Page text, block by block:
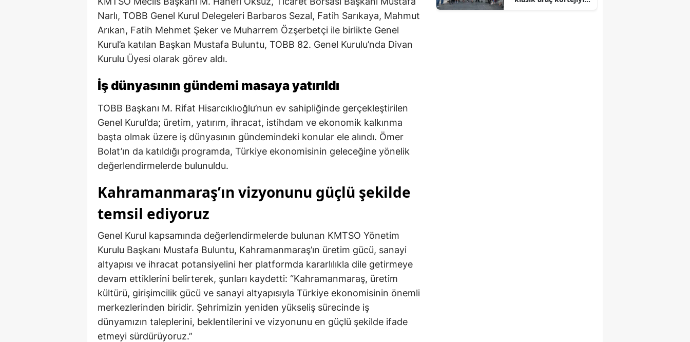
Edirne
Elazığ
Gaziantep
Giresun
Gümüşhane
Hatay
Mersin
İstanbul
Kars
Kastamonu
Narlı, TOBB Genel Kurul Delegeleri Barbaros Sezal, Fatih Sarıkaya, Mahmut
Arıkan, Fatih Mehmet Şeker ve Muharrem Özşerbetçi ile birlikte Genel
Kurul’a katılan Başkan Mustafa Buluntu, TOBB 82. Genel Kurulu’nda Divan
Kurulu Üyesi olarak görev aldı.
İş dünyasının gündemi masaya yatırıldı
TOBB Başkanı M. Rifat Hisarcıklıoğlu’nun ev sahipliğinde gerçekleştirilen
Genel Kurul’da; üretim, yatırım, ihracat, istihdam ve ekonomik kalkınma
başta olmak üzere iş dünyasının gündemindeki konular ele alındı. Ömer
Bolat’ın da katıldığı programda, Türkiye ekonomisinin geleceğine yönelik
değerlendirmelerde bulunuldu.
Kahramanmaraş’ın vizyonunu güçlü şekilde
temsil ediyoruz
Genel Kurul kapsamında değerlendirmelerde bulunan KMTSO Yönetim
Kurulu Başkanı Mustafa Buluntu, Kahramanmaraş’ın üretim gücü, sanayi
altyapısı ve ihracat potansiyelini her platformda kararlılıkla dile getirmeye
devam ettiklerini belirterek, şunları kaydetti: “Kahramanmaraş, üretim
kültürü, girişimcilik gücü ve sanayi altyapısıyla Türkiye ekonomisinin önemli
merkezlerinden biridir. Şehrimizin yeniden yükseliş sürecinde iş
dünyamızın taleplerini, beklentilerini ve vizyonunu en güçlü şekilde ifade
etmeyi sürdürüyoruz.”